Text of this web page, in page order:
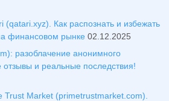
Как распознать и избежать
финансовом рынке 02.12.2025
разоблачение анонимного
отзывы и реальные последствия!
Market (primetrustmarket.com).